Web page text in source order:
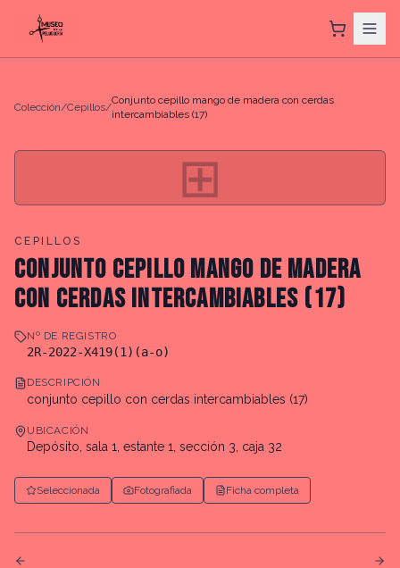
Colección/Cepillos/
Conjunto cepillo mango de madera con cerdas
intercambiables (17)
⊞
CEPILLOS
CONJUNTO CEPILLO MANGO DE MADERA
CON CERDAS INTERCAMBIABLES (17)
Nº DE REGISTRO
2R-2022-X419(1)(a-o)
DESCRIPCIÓN
conjunto cepillo con cerdas intercambiables (17)
UBICACIÓN
Depósito, sala 1, estante 1, sección 3, caja 32
Seleccionada Fotografiada Ficha completa